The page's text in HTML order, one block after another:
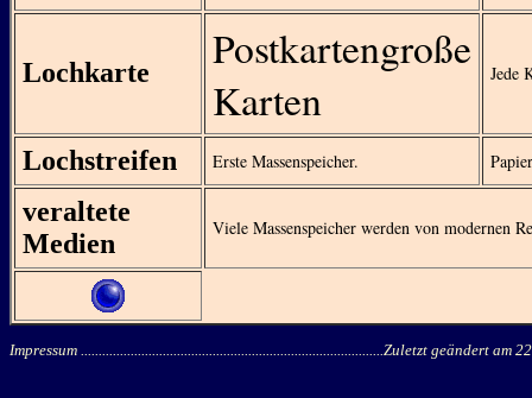
Lochkarte
Postkartengroße
Karten
Jede
Lochstreifen Erste Massenspeicher.
veraltete
Medien
Viele Massenspeicher werden von modernen
Impressum .....................................................................................Zuletzt geändert am